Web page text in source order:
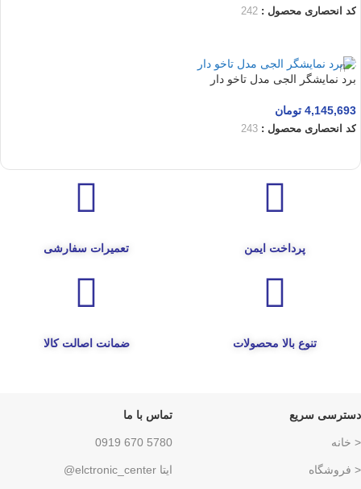
کد انحصاری محصول : 242
برد نمایشگر الجی مدل تاخو دار
4,145,693 تومان
کد انحصاری محصول : 243
پرداخت ایمن تعمیرات سفارشی
تنوع بالا محصولات ضمانت اصالت کالا
دسترسی سریع
< خانه
< فروشگاه
تماس با ما
5780 670 0919
ایتا elctronic_center@